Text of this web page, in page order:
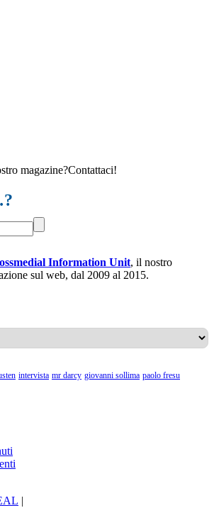
magazine?Contattaci!
Information Unit, il nostro
sul web, dal 2009 al 2015.
intervista mr darcy giovanni sollima paolo fresu
|